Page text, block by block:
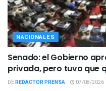
NACIONALES
Senado: el Gobierno
privada, pero tuvo que
DEREDACTOR PRENSA 07/08/2026